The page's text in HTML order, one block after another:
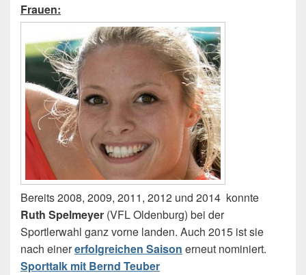
Frauen:
Bereits 2008, 2009, 2011, 2012 und 2014 konnte
Ruth Spelmeyer (VFL Oldenburg) bei der
Sportlerwahl ganz vorne landen. Auch 2015 ist sie
nach einererfolgreichen Saison erneut nominiert.
Sporttalk mit Bernd Teuber